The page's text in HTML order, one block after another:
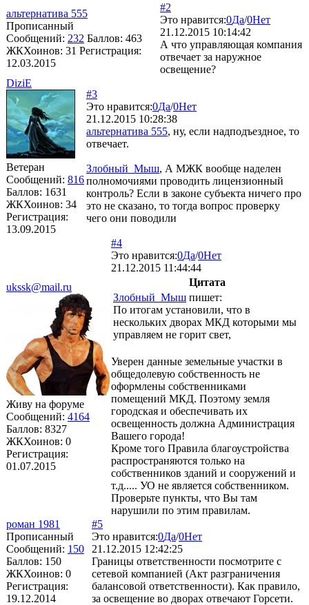
альтернатива 555
Прописанный
Сообщений: 232 Баллов: 463
ЖКХоинов: 31 Регистрация:
12.03.2015
#2
Это нравится:0Да/0Нет
21.12.2015 10:14:42
А что управляющая компания
отвечает за наружное
освещение?
DiziE
Ветеран
Сообщений: 816
Баллов: 1631
ЖКХоинов: 34
Регистрация:
13.09.2015
#3
Это нравится:0Да/0Нет
21.12.2015 10:28:38
альтернатива 555, ну, если надподъездное, то
отвечает.
Злобный_Мыш, А МЖК вообще наделен
полномочиями проводить лицензионный
контроль? Если в законе субъекта ничего про
это не сказано, то тогда вопрос проверку
чего они поводили
ukssk@mail.ru
Живу на форуме
Сообщений: 4164
Баллов: 8327
ЖКХоинов: 0
Регистрация:
01.07.2015
#4
Это нравится:0Да/0Нет
21.12.2015 11:44:44
Цитата
Злобный_Мыш пишет:
По итогам установили, что в
нескольких дворах МКД которыми мы
управляем не горит свет,
Уверен данные земельные участки в
общедолевую собственность не
оформлены собственниками
помещений МКД. Поэтому земля
городская и обеспечивать их
освещенность должна Администрация
Вашего города!
Кроме того Правила благоустройства
распространяются только на
собственников зданий и сооружений и
т.д..... УО не является собственником.
Проверьте пункты, что Вы там
нарушили по этим правилам.
роман 1981
Прописанный
Сообщений: 150
Баллов: 150
ЖКХоинов: 0
Регистрация:
19.12.2014
#5
Это нравится:0Да/0Нет
21.12.2015 12:42:25
Границы ответственности посмотрите с
сетевой компанией (Акт разграничения
балансовой ответственности). Как правило,
за освещение во дворах отвечают Горсети.